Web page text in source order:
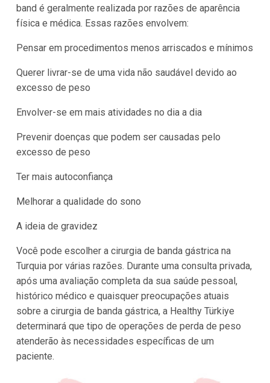
band é geralmente realizada por razões de aparência
física e médica. Essas razões envolvem:
Pensar em procedimentos menos arriscados e mínimos
Querer livrar-se de uma vida não saudável devido ao
excesso de peso
Envolver-se em mais atividades no dia a dia
Prevenir doenças que podem ser causadas pelo
excesso de peso
Ter mais autoconfiança
Melhorar a qualidade do sono
A ideia de gravidez
Você pode escolher a cirurgia de banda gástrica na
Turquia por várias razões. Durante uma consulta privada,
após uma avaliação completa da sua saúde pessoal,
histórico médico e quaisquer preocupações atuais
sobre a cirurgia de banda gástrica, a Healthy Türkiye
determinará que tipo de operações de perda de peso
atenderão às necessidades específicas de um
paciente.